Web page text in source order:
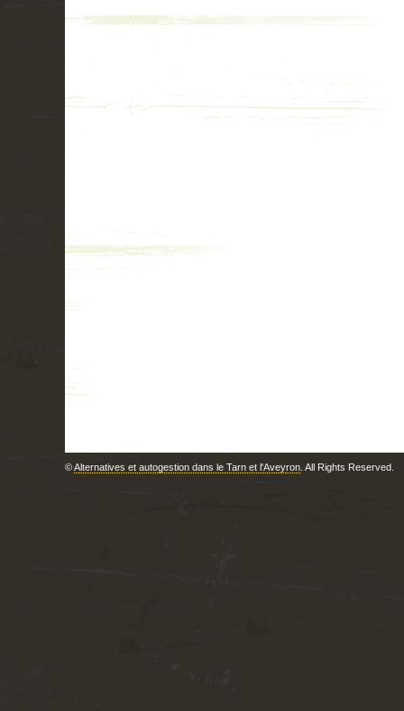
©Alternatives et autogestion dans le Tarn et l'Aveyron . All Rights Reserved.